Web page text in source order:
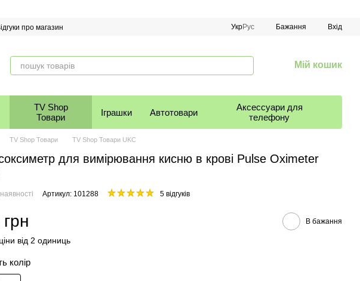
про магазин УкрРус Бажання Вхід
Мій кошик
TV Shop
Товари
Іграшки Автотовари
Аксессуари для
телефону
TV Shop Товари TV Shop Товари UKC
для вимірювання кисню в крові Pulse Oximeter
Артикул: 101288 5 відгуків
В бажання
від 2 одиниць
колір